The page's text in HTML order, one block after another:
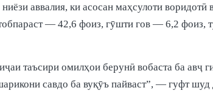
аввалия, ки асосан маҳсулоти
— 42,6 фоиз, гӯшти гов — 6,2
таъсири омилҳои берунӣ вобаста ба
савдо ба вуқӯъ пайваст”, — гуфт шуд